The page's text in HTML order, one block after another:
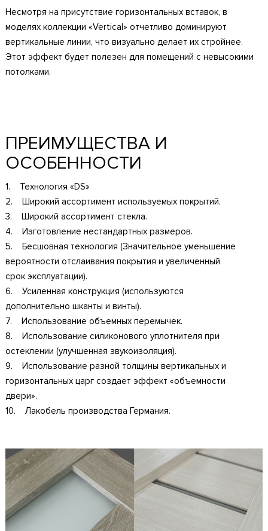
Несмотря на присутствие горизонтальных вставок, в
моделях коллекции «Vertical» отчетливо доминируют
вертикальные линии, что визуально делает их стройнее.
Этот эффект будет полезен для помещений с невысокими
потолками.
ПРЕИМУЩЕСТВА И
ОСОБЕННОСТИ
1. Технология «DS»
2. Широкий ассортимент используемых покрытий.
3. Широкий ассортимент стекла.
4. Изготовление нестандартных размеров.
5. Бесшовная технология (Значительное уменьшение
вероятности отслаивания покрытия и увеличенный
срок эксплуатации).
6. Усиленная конструкция (используются
дополнительно шканты и винты).
7. Использование объемных перемычек.
8. Использование силиконового уплотнителя при
остеклении (улучшенная звукоизоляция).
9. Использование разной толщины вертикальных и
горизонтальных царг создает эффект «объемности
двери».
10. Лакобель производства Германия.